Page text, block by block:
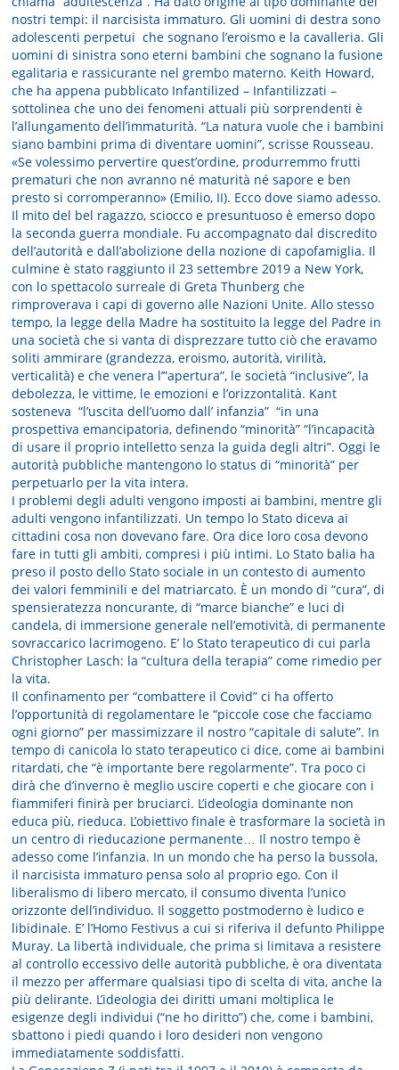
nostri tempi: il narcisista immaturo. Gli uomini di destra sono
adolescenti perpetui che sognano l’eroismo e la cavalleria. Gli
uomini di sinistra sono eterni bambini che sognano la fusione
egalitaria e rassicurante nel grembo materno. Keith Howard,
che ha appena pubblicato Infantilized – Infantilizzati –
sottolinea che uno dei fenomeni attuali più sorprendenti è
l’allungamento dell’immaturità. “La natura vuole che i bambini
siano bambini prima di diventare uomini”, scrisse Rousseau.
«Se volessimo pervertire quest’ordine, produrremmo frutti
prematuri che non avranno né maturità né sapore e ben
presto si corromperanno» (Emilio, II). Ecco dove siamo adesso.
Il mito del bel ragazzo, sciocco e presuntuoso è emerso dopo
la seconda guerra mondiale. Fu accompagnato dal discredito
dell’autorità e dall’abolizione della nozione di capofamiglia. Il
culmine è stato raggiunto il 23 settembre 2019 a New York,
con lo spettacolo surreale di Greta Thunberg che
rimproverava i capi di governo alle Nazioni Unite. Allo stesso
tempo, la legge della Madre ha sostituito la legge del Padre in
una società che si vanta di disprezzare tutto ciò che eravamo
soliti ammirare (grandezza, eroismo, autorità, virilità,
verticalità) e che venera l’”apertura”, le società “inclusive”, la
debolezza, le vittime, le emozioni e l’orizzontalità. Kant
sosteneva “l’uscita dell’uomo dall’ infanzia” “in una
prospettiva emancipatoria, definendo “minorità” “l’incapacità
di usare il proprio intelletto senza la guida degli altri”. Oggi le
autorità pubbliche mantengono lo status di “minorità” per
perpetuarlo per la vita intera.
I problemi degli adulti vengono imposti ai bambini, mentre gli
adulti vengono infantilizzati. Un tempo lo Stato diceva ai
cittadini cosa non dovevano fare. Ora dice loro cosa devono
fare in tutti gli ambiti, compresi i più intimi. Lo Stato balia ha
preso il posto dello Stato sociale in un contesto di aumento
dei valori femminili e del matriarcato. È un mondo di “cura”, di
spensieratezza noncurante, di “marce bianche” e luci di
candela, di immersione generale nell’emotività, di permanente
sovraccarico lacrimogeno. E’ lo Stato terapeutico di cui parla
Christopher Lasch: la “cultura della terapia” come rimedio per
la vita.
Il confinamento per “combattere il Covid” ci ha offerto
l’opportunità di regolamentare le “piccole cose che facciamo
ogni giorno” per massimizzare il nostro “capitale di salute”. In
tempo di canicola lo stato terapeutico ci dice, come ai bambini
ritardati, che “è importante bere regolarmente”. Tra poco ci
dirà che d’inverno è meglio uscire coperti e che giocare con i
fiammiferi finirà per bruciarci. L’ideologia dominante non
educa più, rieduca. L’obiettivo finale è trasformare la società in
un centro di rieducazione permanente… Il nostro tempo è
adesso come l’infanzia. In un mondo che ha perso la bussola,
il narcisista immaturo pensa solo al proprio ego. Con il
liberalismo di libero mercato, il consumo diventa l’unico
orizzonte dell’individuo. Il soggetto postmoderno è ludico e
libidinale. E’ l’Homo Festivus a cui si riferiva il defunto Philippe
Muray. La libertà individuale, che prima si limitava a resistere
al controllo eccessivo delle autorità pubbliche, è ora diventata
il mezzo per affermare qualsiasi tipo di scelta di vita, anche la
più delirante. L’ideologia dei diritti umani moltiplica le
esigenze degli individui (“ne ho diritto”) che, come i bambini,
sbattono i piedi quando i loro desideri non vengono
immediatamente soddisfatti.